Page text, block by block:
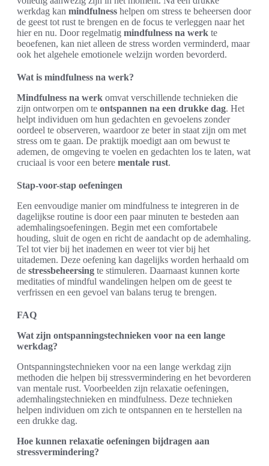
werkdag kan mindfulness helpen om stress te beheersen door
de geest tot rust te brengen en de focus te verleggen naar het
hier en nu. Door regelmatig mindfulness na werk te
beoefenen, kan niet alleen de stress worden verminderd, maar
ook het algehele emotionele welzijn worden bevorderd.
Wat is mindfulness na werk?
Mindfulness na werk omvat verschillende technieken die
zijn ontworpen om te ontspannen na een drukke dag. Het
helpt individuen om hun gedachten en gevoelens zonder
oordeel te observeren, waardoor ze beter in staat zijn om met
stress om te gaan. De praktijk moedigt aan om bewust te
ademen, de omgeving te voelen en gedachten los te laten, wat
cruciaal is voor een betere mentale rust.
Stap-voor-stap oefeningen
Een eenvoudige manier om mindfulness te integreren in de
dagelijkse routine is door een paar minuten te besteden aan
ademhalingsoefeningen. Begin met een comfortabele
houding, sluit de ogen en richt de aandacht op de ademhaling.
Tel tot vier bij het inademen en weer tot vier bij het
uitademen. Deze oefening kan dagelijks worden herhaald om
de stressbeheersing te stimuleren. Daarnaast kunnen korte
meditaties of mindful wandelingen helpen om de geest te
verfrissen en een gevoel van balans terug te brengen.
FAQ
Wat zijn ontspanningstechnieken voor na een lange
werkdag?
Ontspanningstechnieken voor na een lange werkdag zijn
methoden die helpen bij stressvermindering en het bevorderen
van mentale rust. Voorbeelden zijn relaxatie oefeningen,
ademhalingstechnieken en mindfulness. Deze technieken
helpen individuen om zich te ontspannen en te herstellen na
een drukke dag.
Hoe kunnen relaxatie oefeningen bijdragen aan
stressvermindering?